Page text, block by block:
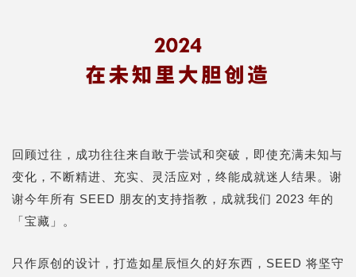
回顾过往，成功往往来自敢于尝试和突破，即使充满未知与
变化，不断精进、充实、灵活应对，终能成就迷人结果。谢
谢今年所有 SEED 朋友的支持指教，成就我们 2023 年的
「宝藏」。
只作原创的设计，打造如星辰恒久的好东西，SEED 将坚守